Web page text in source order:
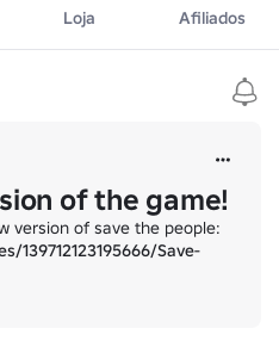
Loja Afiliados
of the game!
139712123195666/Save-